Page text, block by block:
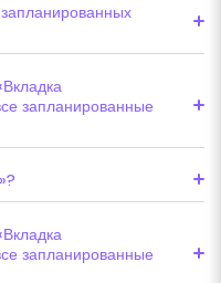
запланированные
запланированные